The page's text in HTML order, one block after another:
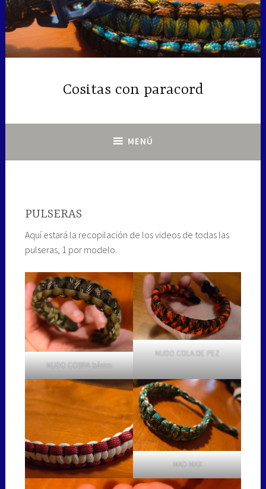
Saltar
contenido
Cositas con paracord
MENÚ
PULSERAS
Aquí estará la recopilación de los videos de todas las
pulseras, 1 por modelo.
NUDO COBRA básico
NUDO COLA DE PEZ
MAD MAX